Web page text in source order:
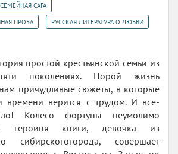
САГА
ПРОЗА РУССКАЯ ЛИТЕРАТУРА О ЛЮБВИ
простой крестьянской семьи из
поколениях. Порой жизнь
причудливые сюжеты, в которые
времени верится с трудом. И все-
Колесо фортуны неумолимо
героиня книги, девочка из
сибирскогогорода, совершает